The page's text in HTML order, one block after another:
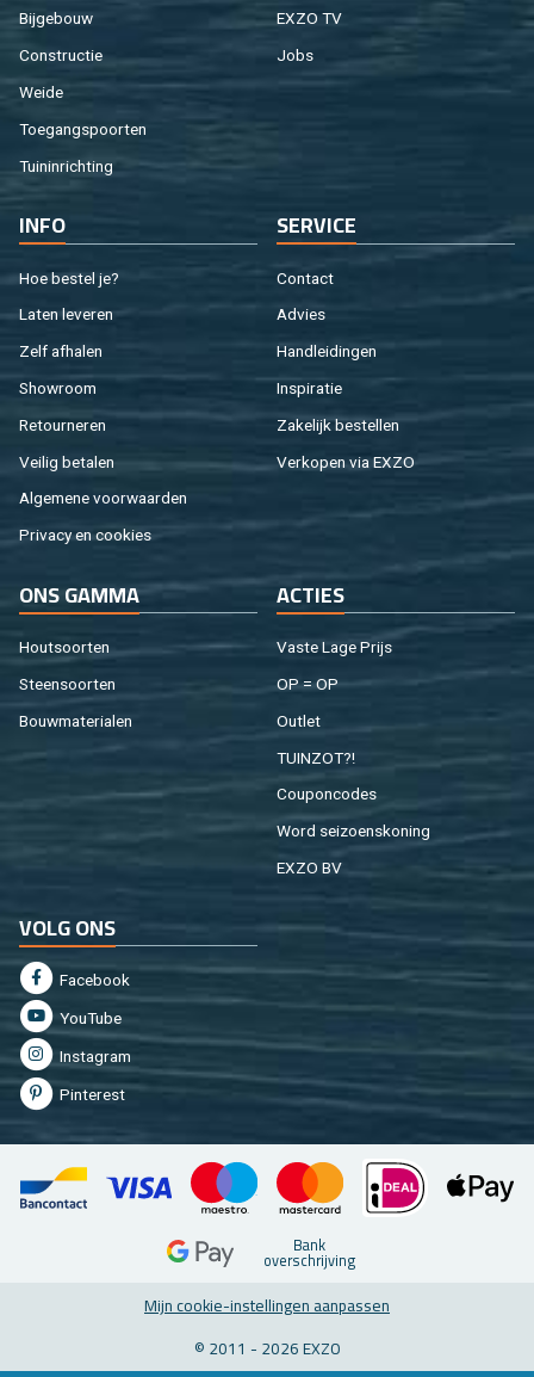
Bij­ge­bouw
Con­struc­tie
Weide
Toe­gangs­poor­ten
Tuin­in­rich­ting
EXZO TV
Jobs
INFO
Hoe be­stel je?
Laten le­ve­ren
Zelf af­ha­len
Show­room
Re­tour­ne­ren
Vei­lig be­ta­len
Al­ge­me­ne voor­waar­den
Pri­va­cy en coo­kies
SER­VI­CE
Con­tact
Ad­vies
Hand­lei­din­gen
In­spi­ra­tie
Za­ke­lijk be­stel­len
Ver­ko­pen via EXZO
ONS GAMMA
Hout­soor­ten
Steen­soor­ten
Bouw­ma­te­ri­a­len
AC­TIES
Vaste Lage Prijs
OP = OP
Out­let
TUIN­ZOT?!
Cou­pon­co­des
Word sei­zoens­ko­ning
EXZO BV
VOLG ONS
Fa­cebook
You­Tu­be
In­st­agram
Pin­te­rest
Bank
over­schrij­ving
Mijn coo­kie-in­stel­lin­gen aan­pas­sen
© 2011 - 2026 EXZO